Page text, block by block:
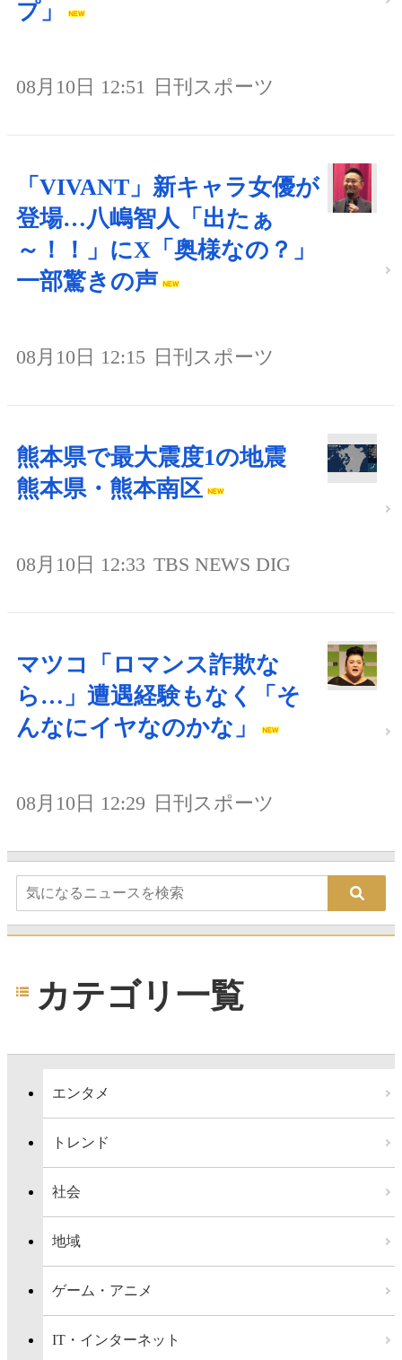
プ」
08月10日 12:51 日刊スポーツ
「VIVANT」新キャラ女優が
登場…八嶋智人「出たぁ
～！！」にX「奥様なの？」
一部驚きの声
08月10日 12:15 日刊スポーツ
熊本県で最大震度1の地震
熊本県・熊本南区
08月10日 12:33 TBS NEWS DIG
マツコ「ロマンス詐欺な
ら…」遭遇経験もなく「そ
んなにイヤなのかな」
08月10日 12:29 日刊スポーツ
カテゴリ一覧
エンタメ
トレンド
社会
地域
ゲーム・アニメ
IT・インターネット